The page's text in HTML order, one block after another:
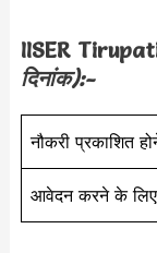
IISER
दिनांक):-
नौकरी प्रकाशित
आवेदन करने के लिए